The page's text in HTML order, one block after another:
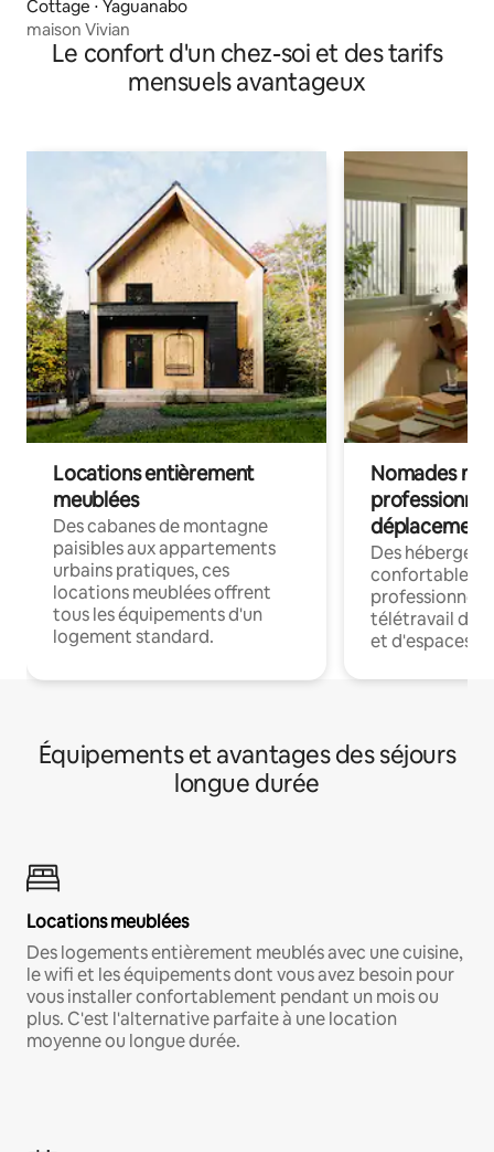
Cottage ⋅ Yaguanabo
maison Vivian
Le confort d'un chez-soi et des tarifs
mensuels avantageux
Locations entièrement
meublées
Des cabanes de montagne
paisibles aux appartements
urbains pratiques, ces
locations meublées offrent
tous les équipements d'un
logement standard.
Nomades
déplacement
Des
confortables
professionnels
télétravail
et d'espaces
Équipements et avantages des séjours
longue durée
Locations meublées
Des logements entièrement meublés avec une cuisine,
le wifi et les équipements dont vous avez besoin pour
vous installer confortablement pendant un mois ou
plus. C'est l'alternative parfaite à une location
moyenne ou longue durée.